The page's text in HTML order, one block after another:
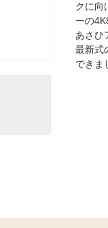
クに向
ーの
あさひ
最新式
できま